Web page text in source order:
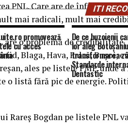
PNL. Care are de înfruntat
mai radicali, mult mai
are o problemă de
Blaga, Hava, Falcă, Buşoi,
ales pe listele PMP, unde
o listă fără pic de energie.
Rareş Bogdan pe listele PNL
ITI
promovează
cu acces
De ce buzoienii
lor aleg
transformarea
Standarde
Dentastic